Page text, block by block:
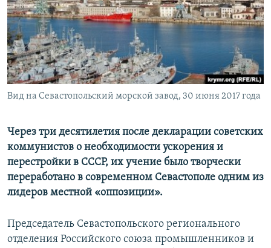
ПОБЕДИТЕЛЕЙ НЕ СУДЯТ?
КРЫМ.НЕПОКОРЕННЫЙ
ELIFBE
УКРАИНСКАЯ ПРОБЛЕМА КРЫМА
ПРИСОЕДИНЯЙТЕСЬ!
Все сайты RFE/RL
Вид на Севастопольский морской завод, 30 июня 2017 года
Через три десятилетия после декларации советских
коммунистов о необходимости ускорения и
перестройки в СССР, их учение было творчески
переработано в современном Севастополе одним из
лидеров местной «оппозиции».
Председатель Севастопольского регионального
отделения Российского союза промышленников и